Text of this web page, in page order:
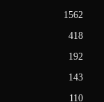
1562
418
192
143
110